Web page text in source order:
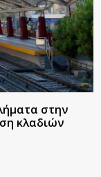
στην
κλαδιών